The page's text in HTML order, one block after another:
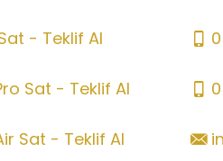
- Teklif Al
Sat - Teklif Al
Sat - Teklif Al